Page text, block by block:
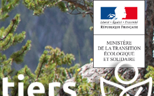
Aller au contenu principal